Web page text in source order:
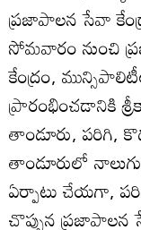
ప్రజాపాలన సేవా
సోమవారం నుంచి
కేంద్రం,
ప్రారంభించడానికి
తాండూరు, పరిగి,
తాండూరులో
ఏర్పాటు చేయగా,
చొప్పున ప్రజాపాలన